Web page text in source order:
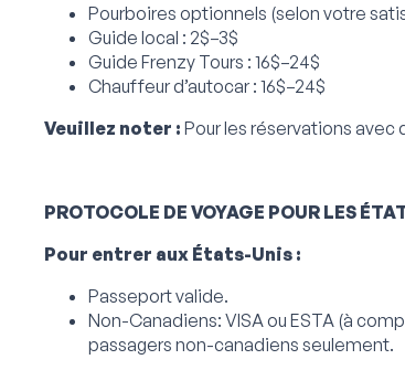
Pourboires optionnels (selon votre
Guide local : 2$–3$
Guide Frenzy Tours : 16$–24$
Chauffeur d’autocar : 16$–24$
Veuillez noter : Pour les réservations avec
PROTOCOLE DE VOYAGE POUR LES
Pour entrer aux États-Unis :
Passeport valide.
Non-Canadiens: VISA ou ESTA (à
passagers non-canadiens seulement.